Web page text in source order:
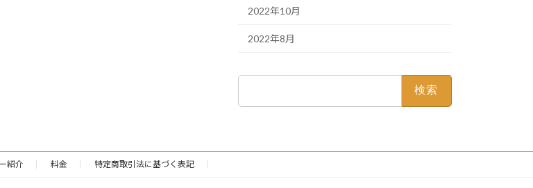
2022年10月
2022年8月
紹介 料金 特定商取引法に基づく表記